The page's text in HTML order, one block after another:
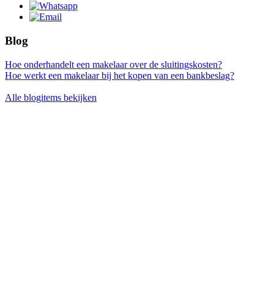
Blog
Hoe onderhandelt een makelaar over de sluitingskosten?
Hoe werkt een makelaar bij het kopen van een bankbeslag?
Alle blogitems bekijken